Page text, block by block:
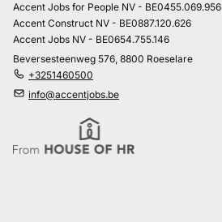
Accent Jobs for People NV - BE0455.069.956
Accent Construct NV - BE0887.120.626
Accent Jobs NV - BE0654.755.146
Beversesteenweg 576, 8800 Roeselare
+3251460500
info@accentjobs.be